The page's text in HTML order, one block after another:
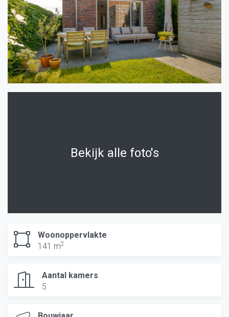
Bekijk alle foto's
Woonoppervlakte
141 m2
Aantal kamers
5